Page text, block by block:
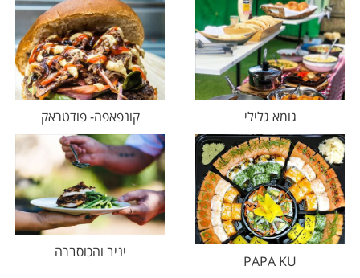
גומא גלילי קונפאפה- פודטראק
PAPA KU
יניב והכוסברה